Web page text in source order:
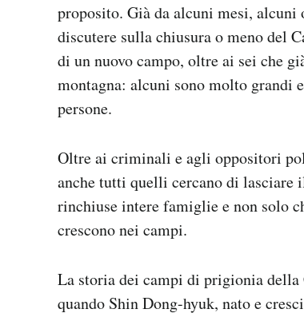
proposito. Già da alcuni mesi,
discutere sulla chiusura o meno del
di un nuovo campo, oltre ai sei che
montagna: alcuni sono molto grandi
persone.
Oltre ai criminali e agli oppositori
anche tutti quelli cercano di lasciare
rinchiuse intere famiglie e non solo
crescono nei campi.
La storia dei campi di prigionia della
quando Shin Dong-hyuk, nato e